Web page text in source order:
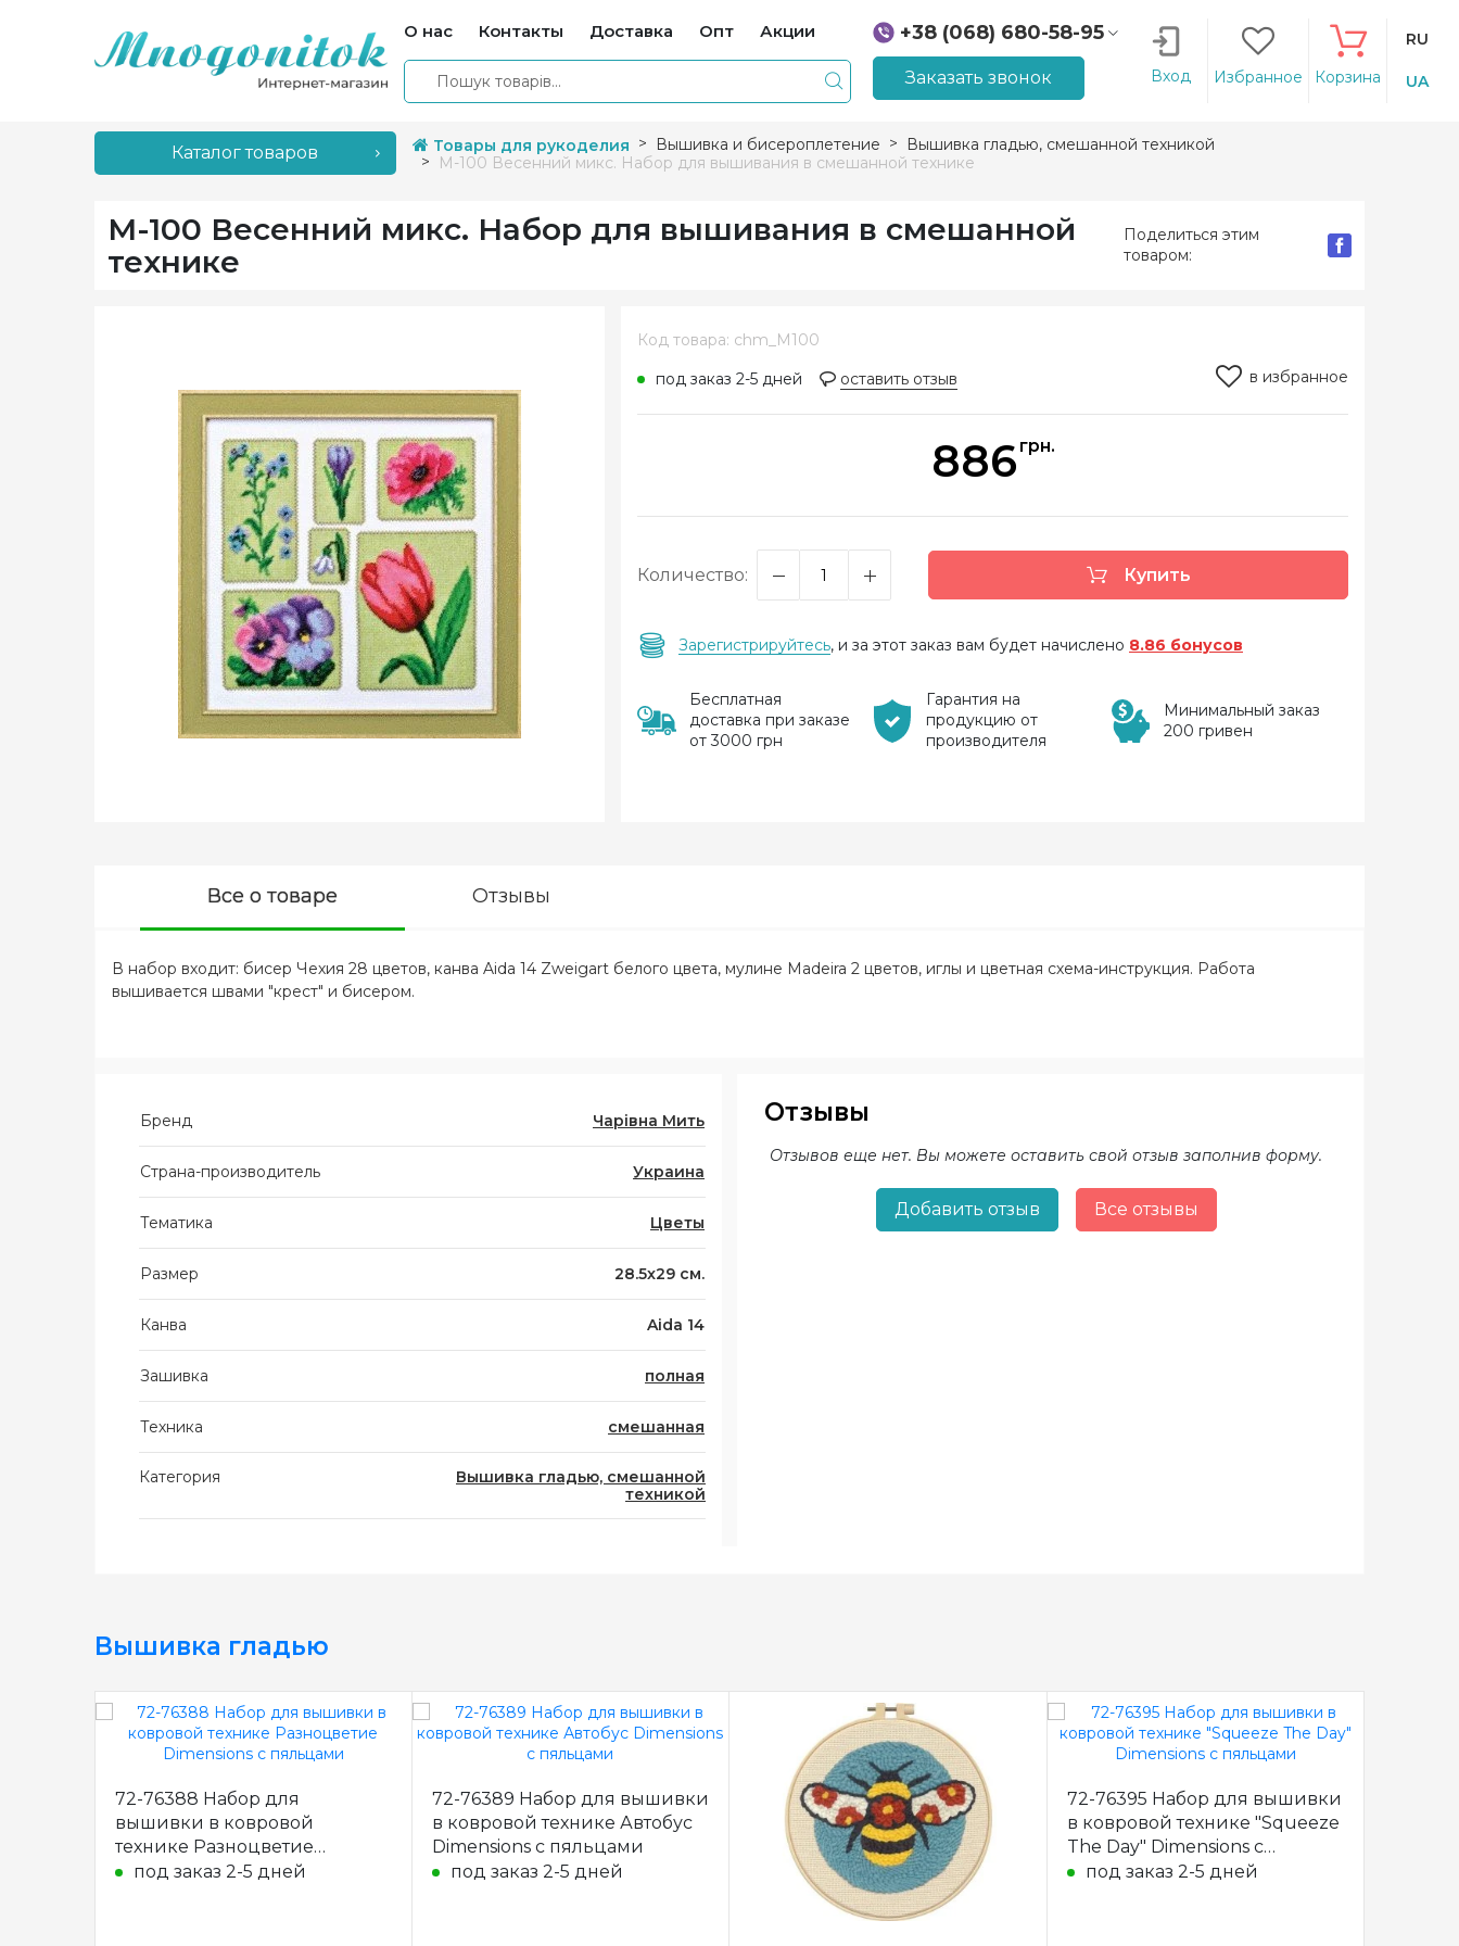
О нас Контакты Доставка Опт Акции
+38 (068) 680-58-95
+38 (066) 207-14-90
Заказать звонок Вход Избранное Корзина
RU
UA
Каталог товаров Товары для рукоделия Вышивка и бисероплетение
Вышивка гладью, смешанной техникой
М-100 Весенний микс. Набор для вышивания в смешанной технике
М-100 Весенний микс. Набор для вышивания в смешанной
технике
Поделиться этим
товаром:
Код товара: chm_M100
под заказ 2-5 дней
оставить отзыв в избранное
886 грн.
Количество: Купить
Зарегистрируйтесь, и за этот заказ вам будет начислено 8.86 бонусов
Бесплатная
доставка при заказе
от 3000 грн
Гарантия на
продукцию от
производителя
Минимальный заказ
200 гривен
Все о товаре Отзывы
В набор входит: бисер Чехия 28 цветов, канва Aida 14 Zweigart белого цвета, мулине Madeira 2 цветов, иглы и цветная схема-инструкция. Работа
вышивается швами "крест" и бисером.
Бренд Чарівна Мить
Страна-производитель Украина
Тематика Цветы
Размер 28.5x29 см.
Канва Aida 14
Зашивка полная
Техника смешанная
Категория
Вышивка гладью, смешанной
техникой
Отзывы
Отзывов еще нет. Вы можете оставить свой отзыв заполнив форму.
Добавить отзыв Все отзывы
Вышивка гладью
72-76388 Набор для
вышивки в ковровой
технике Разноцветие
Dimensions с пяльцами
под заказ 2-5 дней
72-76389 Набор для вышивки
в ковровой технике Автобус
Dimensions с пяльцами
под заказ 2-5 дней
72-76395 Набор для вышивки
в ковровой технике "Squeeze
The Day" Dimensions с
пяльцами
под заказ 2-5 дней